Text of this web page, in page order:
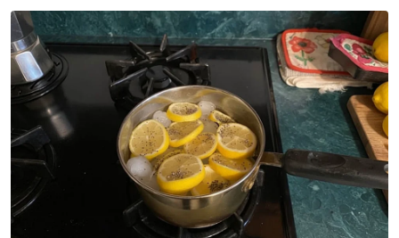
Semasa
RCI Tabung Haji: SPRM selesai
rakam keterangan bekas CFO